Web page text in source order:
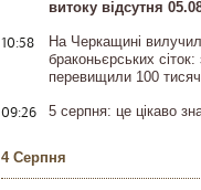
витоку відсутня
10:58
На Черкащині
браконьєрських
перевищили 100
09:26 5 серпня: це цікаво
4 Серпня